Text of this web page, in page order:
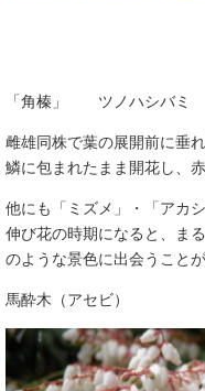
「角榛」 ツノハシバ
雌雄同株で葉の展開前に垂
鱗に包まれたまま開花し、
他にも「ミズメ」・「アカ
伸び花の時期になると、ま
のような景色に出会うことが
馬酔木（アセビ）